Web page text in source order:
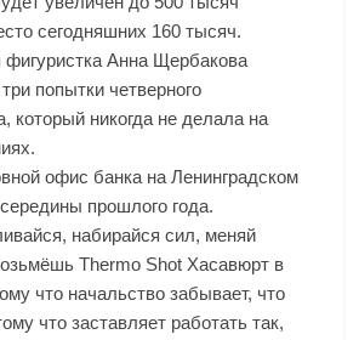
сегодняшних 160 тысяч.
фигуристка Анна Щербакова
попытки четверного
который никогда не делала на
офис банка на Ленинградском
прошлого года.
набирайся сил, меняй
Thermo Shot Хасавюрт в
что начальство забывает, что
что заставляет работать так,